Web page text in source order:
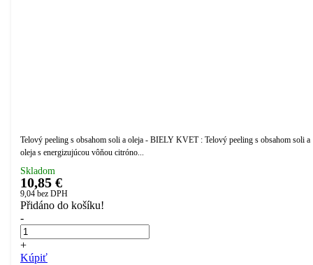
Telový peeling s obsahom soli a oleja - BIELY KVET : Telový peeling s obsahom soli a
oleja s energizujúcou vôňou citróno...
Skladom
10,85 €
9,04 bez DPH
Přidáno do košíku!
-
+
Kúpiť